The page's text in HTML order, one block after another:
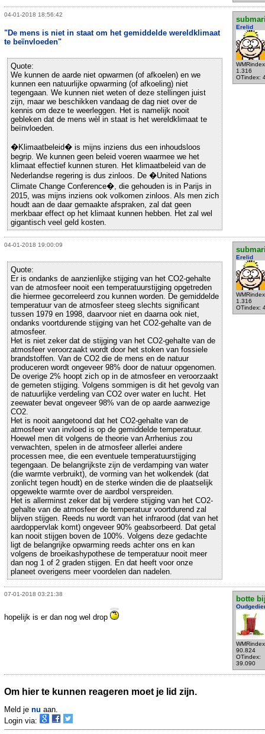
04-01-2018 18:56:42
Erelid
1.316
OTindex:
"De mens is niet in staat om het gemiddelde wereldklimaat
te beïnvloeden"
Quote:
We kunnen de aarde niet opwarmen (of afkoelen) en we
kunnen een natuurlijke opwarming (of afkoeling) niet
tegengaan. We kunnen niet weten of deze stellingen juist
zijn, maar we beschikken vandaag de dag niet over de
kennis om deze te weerleggen. Het is namelijk nooit
gebleken dat de mens wèl in staat is het wereldklimaat te
beïnvloeden.
�Klimaatbeleid� is mijns inziens dus een inhoudsloos
begrip. We kunnen geen beleid voeren waarmee we het
klimaat effectief kunnen sturen. Het klimaatbeleid van de
Nederlandse regering is dus zinloos. De �United Nations
Climate Change Conference�, die gehouden is in Parijs in
2015, was mijns inziens ook volkomen zinloos. Als men zich
houdt aan de daar gemaakte afspraken, zal dat geen
merkbaar effect op het klimaat kunnen hebben. Het zal wel
gigantisch veel geld kosten.
04-01-2018 19:00:09
Erelid
1.316
OTindex:
Quote:
Er is ondanks de aanzienlijke stijging van het CO2-gehalte
van de atmosfeer nooit een temperatuurstijging opgetreden
die hiermee gecorreleerd zou kunnen worden. De gemiddelde
temperatuur van de atmosfeer steeg slechts significant
tussen 1979 en 1998, daarvoor niet en daarna ook niet,
ondanks voortdurende stijging van het CO2-gehalte van de
atmosfeer.
Het is niet zeker dat de stijging van het CO2-gehalte van de
atmosfeer veroorzaakt wordt door het stoken van fossiele
brandstoffen. Van de CO2 die de mens en de natuur
produceren wordt ongeveer 98% door de natuur opgenomen.
De overige 2% hoopt zich op in de atmosfeer en veroorzaakt
de gemeten stijging. Volgens sommigen is dit het gevolg van
de natuurlijke verdeling van CO2 over water en lucht. Het
zeewater bevat ongeveer 98% van de op aarde aanwezige
CO2.
Het is nooit aangetoond dat het CO2-gehalte van de
atmosfeer van invloed is op de gemiddelde temperatuur.
Hoewel men dit volgens de theorie van Arrhenius zou
verwachten, spelen in de atmosfeer allerlei andere
processen mee, die een eventuele temperatuurstijging
tegengaan. De belangrijkste zijn de verdamping van water
(die warmte verbruikt), de vorming van het wolkendek (dat
zonlicht tegen houdt) en de sterke winden die de plaatselijk
opgewekte warmte over de aardbol verspreiden.
Het is allerminst zeker dat bij verdere stijging van het CO2-
gehalte van de atmosfeer de temperatuur voortdurend zal
blijven stijgen. Reeds nu wordt van het infrarood (dat van het
aardoppervlak komt) ongeveer 90% geabsorbeerd. Dat getal
kan nooit stijgen boven de 100%. Volgens deze gedachte
ligt de belangrijke opwarming reeds achter ons en kan
volgens de broeikashypothese de temperatuur nooit meer
dan nog 1 of 2 graden stijgen. En dat heeft voor onze
planeet overigens meer voordelen dan nadelen.
07-01-2018 03:21:38
botte
90.824
OTindex:
39.090
hopelijk is er dan nog wel drop
Om hier te kunnen reageren moet je lid zijn.
Meld je nu aan.
Login via: